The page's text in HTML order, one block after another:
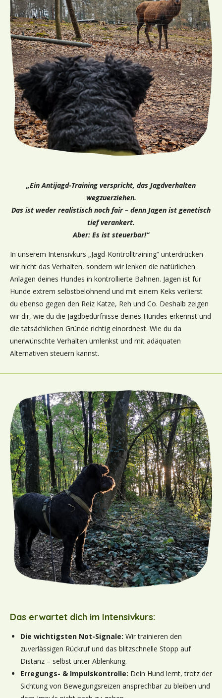
„Ein Antijagd-Training verspricht, das Jagdverhalten
wegzuerziehen.
Das ist weder realistisch noch fair – denn Jagen ist genetisch
tief verankert.
Aber: Es ist steuerbar!“
In unserem Intensivkurs „Jagd-Kontrolltraining“ unterdrücken
wir nicht das Verhalten, sondern wir lenken die natürlichen
Anlagen deines Hundes in kontrollierte Bahnen. Jagen ist für
Hunde extrem selbstbelohnend und mit einem Keks verlierst
du ebenso gegen den Reiz Katze, Reh und Co. Deshalb zeigen
wir dir, wie du die Jagdbedürfnisse deines Hundes erkennst und
die tatsächlichen Gründe richtig einordnest. Wie du da
unerwünschte Verhalten umlenkst und mit adäquaten
Alternativen steuern kannst.
Das erwartet dich im Intensivkurs:
Die wichtigsten Not-Signale: Wir trainieren den
zuverlässigen Rückruf und das blitzschnelle Stopp auf
Distanz – selbst unter Ablenkung.
Erregungs- & Impulskontrolle: Dein Hund lernt, trotz der
Sichtung von Bewegungsreizen ansprechbar zu bleiben und